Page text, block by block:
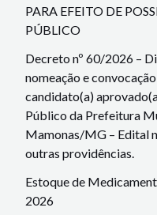
PARA EFEITO DE
PÚBLICO
Decreto nº 60/2026 –
nomeação e
candidato(a)
Público da Prefeitura
Mamonas/MG – Edital
outras providências.
Estoque de
2026